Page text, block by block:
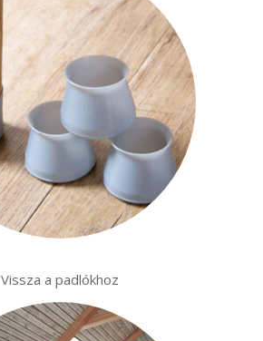
Vissza a padlókhoz